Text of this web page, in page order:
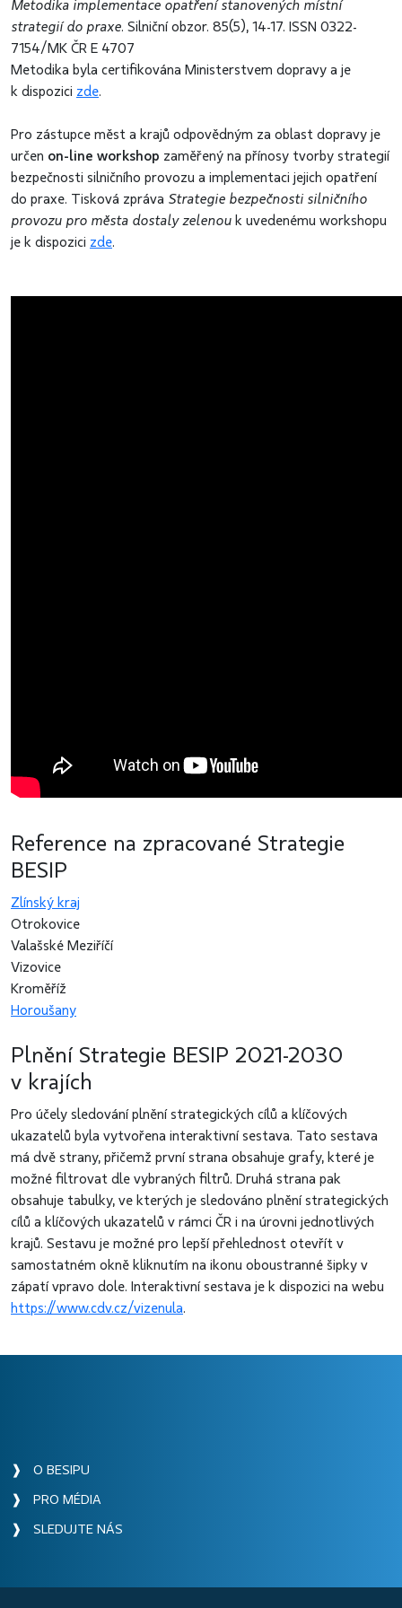
Metodika implementace opatření stanovených místní
strategií do praxe. Silniční obzor. 85(5), 14-17. ISSN 0322-
7154/MK ČR E 4707
Metodika byla certifikována Ministerstvem dopravy a je
k dispozici zde.
Pro zástupce měst a krajů odpovědným za oblast dopravy je
určen on-line workshop zaměřený na přínosy tvorby strategií
bezpečnosti silničního provozu a implementaci jejich opatření
do praxe. Tisková zpráva Strategie bezpečnosti silničního
provozu pro města dostaly zelenou k uvedenému workshopu
je k dispozici zde.
Reference na zpracované Strategie
BESIP
Zlínský kraj
Otrokovice
Valašské Meziříčí
Vizovice
Kroměříž
Horoušany
Plnění Strategie BESIP 2021-2030
v krajích
Pro účely sledování plnění strategických cílů a klíčových
ukazatelů byla vytvořena interaktivní sestava. Tato sestava
má dvě strany, přičemž první strana obsahuje grafy, které je
možné filtrovat dle vybraných filtrů. Druhá strana pak
obsahuje tabulky, ve kterých je sledováno plnění strategických
cílů a klíčových ukazatelů v rámci ČR i na úrovni jednotlivých
krajů. Sestavu je možné pro lepší přehlednost otevřít v
samostatném okně kliknutím na ikonu oboustranné šipky v
zápatí vpravo dole. Interaktivní sestava je k dispozici na webu
https://www.cdv.cz/vizenula.
❱ O BESIPU
❱ PRO MÉDIA
❱ SLEDUJTE NÁS